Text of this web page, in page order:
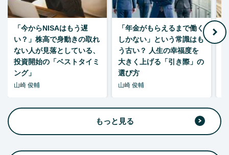
「今からNISAはもう遅
い？」株高で身動きの取れ
ない人が見落としている、
投資開始の「ベストタイミ
ング」
山崎 俊輔
「年金がもらえるまで働く
しかない」という常識はも
う古い？ 人生の幸福度を
大きく上げる「引き際」の
選び方
山崎 俊輔
もっと見る